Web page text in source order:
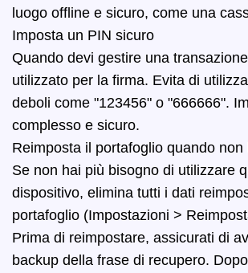
luogo offline e sicuro, come una
Imposta un PIN sicuro
Quando devi gestire una
utilizzato per la firma. Evita di
deboli come "123456" o "666666".
complesso e sicuro.
Reimposta il portafoglio quando non
Se non hai più bisogno di utilizzare
dispositivo, elimina tutti i dati
portafoglio (Impostazioni >
Prima di reimpostare, assicurati di
backup della frase di recupero.